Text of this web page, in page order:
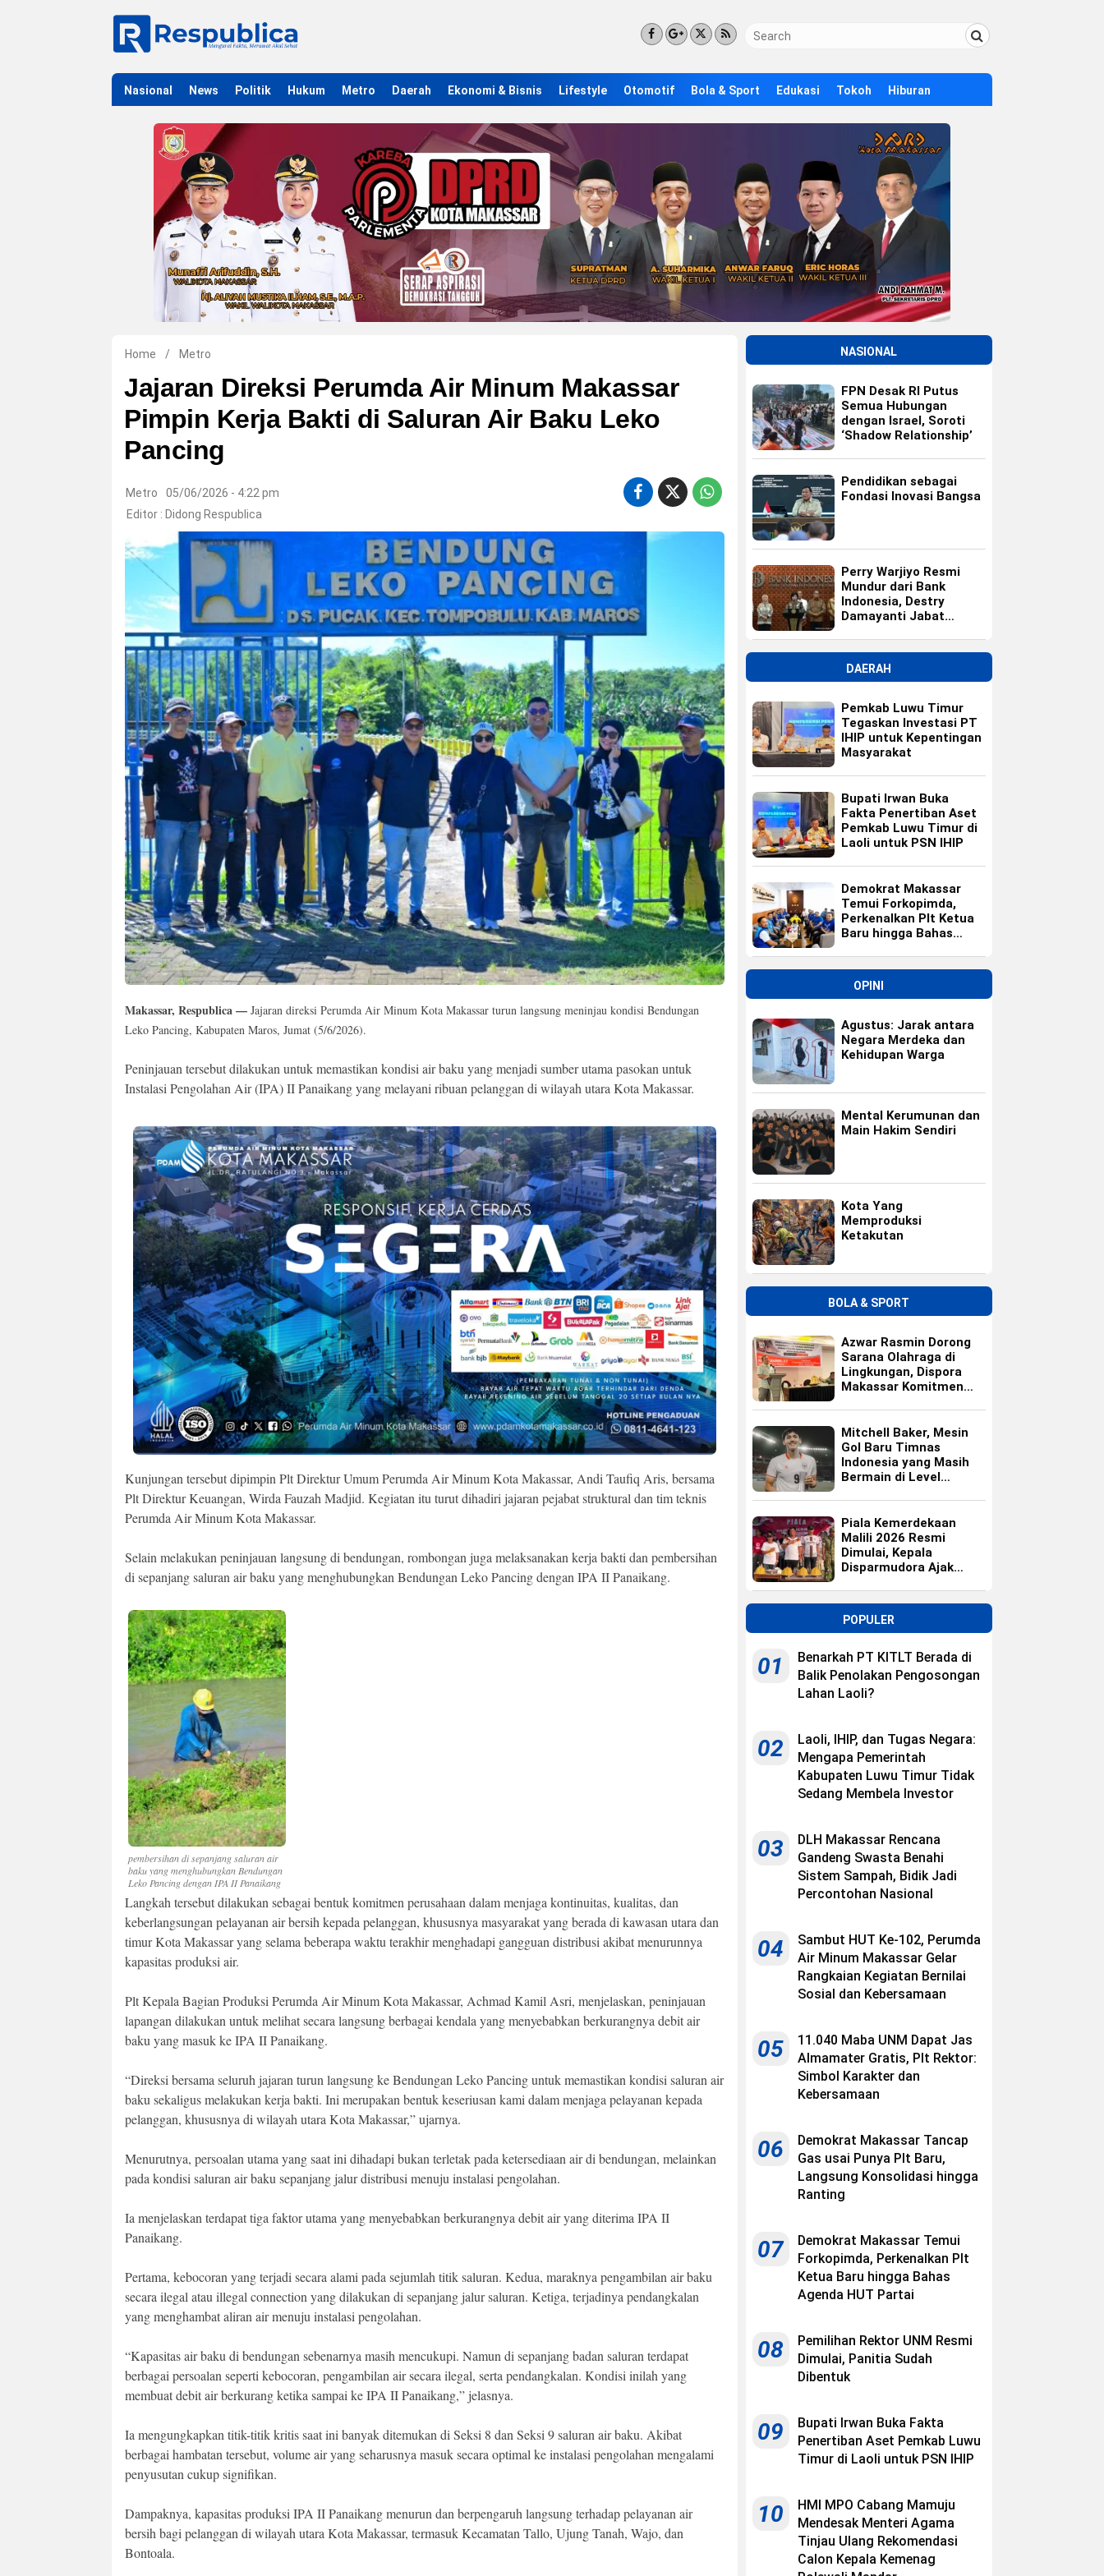
Nasional News Politik Hukum Metro Daerah Ekonomi & Bisnis Lifestyle Otomotif Bola & Sport Edukasi Tokoh Hiburan
Home / Metro
Jajaran Direksi Perumda Air Minum Makassar
Pimpin Kerja Bakti di Saluran Air Baku Leko
Pancing
Metro
05/06/2026 - 4:22 pm
Editor : Didong Respublica
Makassar, Respublica — Jajaran direksi Perumda Air Minum Kota Makassar turun langsung meninjau kondisi Bendungan
Leko Pancing, Kabupaten Maros, Jumat (5/6/2026).
Peninjauan tersebut dilakukan untuk memastikan kondisi air baku yang menjadi sumber utama pasokan untuk
Instalasi Pengolahan Air (IPA) II Panaikang yang melayani ribuan pelanggan di wilayah utara Kota Makassar.
Kunjungan tersebut dipimpin Plt Direktur Umum Perumda Air Minum Kota Makassar, Andi Taufiq Aris, bersama
Plt Direktur Keuangan, Wirda Fauzah Madjid. Kegiatan itu turut dihadiri jajaran pejabat struktural dan tim teknis
Perumda Air Minum Kota Makassar.
Selain melakukan peninjauan langsung di bendungan, rombongan juga melaksanakan kerja bakti dan pembersihan
di sepanjang saluran air baku yang menghubungkan Bendungan Leko Pancing dengan IPA II Panaikang.
pembersihan di sepanjang saluran air
baku yang menghubungkan Bendungan
Leko Pancing dengan IPA II Panaikang
Langkah tersebut dilakukan sebagai bentuk komitmen perusahaan dalam menjaga kontinuitas, kualitas, dan
keberlangsungan pelayanan air bersih kepada pelanggan, khususnya masyarakat yang berada di kawasan utara dan
timur Kota Makassar yang selama beberapa waktu terakhir menghadapi gangguan distribusi akibat menurunnya
kapasitas produksi air.
Plt Kepala Bagian Produksi Perumda Air Minum Kota Makassar, Achmad Kamil Asri, menjelaskan, peninjauan
lapangan dilakukan untuk melihat secara langsung berbagai kendala yang menyebabkan berkurangnya debit air
baku yang masuk ke IPA II Panaikang.
“Direksi bersama seluruh jajaran turun langsung ke Bendungan Leko Pancing untuk memastikan kondisi saluran air
baku sekaligus melakukan kerja bakti. Ini merupakan bentuk keseriusan kami dalam menjaga pelayanan kepada
pelanggan, khususnya di wilayah utara Kota Makassar,” ujarnya.
Menurutnya, persoalan utama yang saat ini dihadapi bukan terletak pada ketersediaan air di bendungan, melainkan
pada kondisi saluran air baku sepanjang jalur distribusi menuju instalasi pengolahan.
Ia menjelaskan terdapat tiga faktor utama yang menyebabkan berkurangnya debit air yang diterima IPA II
Panaikang.
Pertama, kebocoran yang terjadi secara alami pada sejumlah titik saluran. Kedua, maraknya pengambilan air baku
secara ilegal atau illegal connection yang dilakukan di sepanjang jalur saluran. Ketiga, terjadinya pendangkalan
yang menghambat aliran air menuju instalasi pengolahan.
“Kapasitas air baku di bendungan sebenarnya masih mencukupi. Namun di sepanjang badan saluran terdapat
berbagai persoalan seperti kebocoran, pengambilan air secara ilegal, serta pendangkalan. Kondisi inilah yang
membuat debit air berkurang ketika sampai ke IPA II Panaikang,” jelasnya.
Ia mengungkapkan titik-titik kritis saat ini banyak ditemukan di Seksi 8 dan Seksi 9 saluran air baku. Akibat
berbagai hambatan tersebut, volume air yang seharusnya masuk secara optimal ke instalasi pengolahan mengalami
penyusutan cukup signifikan.
Dampaknya, kapasitas produksi IPA II Panaikang menurun dan berpengaruh langsung terhadap pelayanan air
bersih bagi pelanggan di wilayah utara Kota Makassar, termasuk Kecamatan Tallo, Ujung Tanah, Wajo, dan
Bontoala.
NASIONAL
FPN Desak RI Putus
Semua Hubungan
dengan Israel, Soroti
‘Shadow Relationship’
Pendidikan sebagai
Fondasi Inovasi Bangsa
Perry Warjiyo Resmi
Mundur dari Bank
Indonesia, Destry
Damayanti Jabat
DAERAH
Pemkab Luwu Timur
Tegaskan Investasi PT
IHIP untuk Kepentingan
Masyarakat
Bupati Irwan Buka
Fakta Penertiban Aset
Pemkab Luwu Timur di
Laoli untuk PSN IHIP
Demokrat Makassar
Temui Forkopimda,
Perkenalkan Plt Ketua
Baru hingga Bahas
OPINI
Agustus: Jarak antara
Negara Merdeka dan
Kehidupan Warga
Mental Kerumunan dan
Main Hakim Sendiri
Kota Yang
Memproduksi
Ketakutan
BOLA & SPORT
Azwar Rasmin Dorong
Sarana Olahraga di
Lingkungan, Dispora
Makassar Komitmen
Mitchell Baker, Mesin
Gol Baru Timnas
Indonesia yang Masih
Bermain di Level
Piala Kemerdekaan
Malili 2026 Resmi
Dimulai, Kepala
Disparmudora Ajak
POPULER
01
Benarkah PT KITLT Berada di
Balik Penolakan Pengosongan
Lahan Laoli?
02
Laoli, IHIP, dan Tugas Negara:
Mengapa Pemerintah
Kabupaten Luwu Timur Tidak
Sedang Membela Investor
03
DLH Makassar Rencana
Gandeng Swasta Benahi
Sistem Sampah, Bidik Jadi
Percontohan Nasional
04
Sambut HUT Ke-102, Perumda
Air Minum Makassar Gelar
Rangkaian Kegiatan Bernilai
Sosial dan Kebersamaan
05
11.040 Maba UNM Dapat Jas
Almamater Gratis, Plt Rektor:
Simbol Karakter dan
Kebersamaan
06
Demokrat Makassar Tancap
Gas usai Punya Plt Baru,
Langsung Konsolidasi hingga
Ranting
07
Demokrat Makassar Temui
Forkopimda, Perkenalkan Plt
Ketua Baru hingga Bahas
Agenda HUT Partai
08
Pemilihan Rektor UNM Resmi
Dimulai, Panitia Sudah
Dibentuk
09
Bupati Irwan Buka Fakta
Penertiban Aset Pemkab Luwu
Timur di Laoli untuk PSN IHIP
10
HMI MPO Cabang Mamuju
Mendesak Menteri Agama
Tinjau Ulang Rekomendasi
Calon Kepala Kemenag